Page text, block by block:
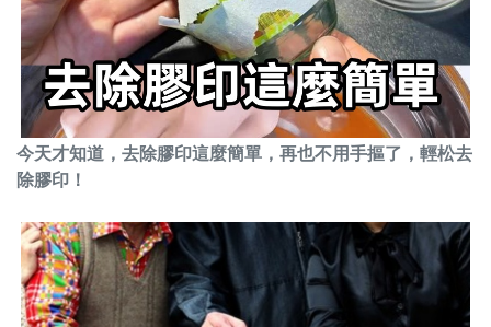
今天才知道，去除膠印這麼簡單，再也不用手摳了，輕松去
除膠印！